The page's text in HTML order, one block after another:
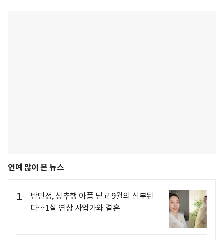
연예 많이 본 뉴스
1
반민정, 성추행 아픔 딛고 9월의 신부된
다…1살 연상 사업가와 결혼